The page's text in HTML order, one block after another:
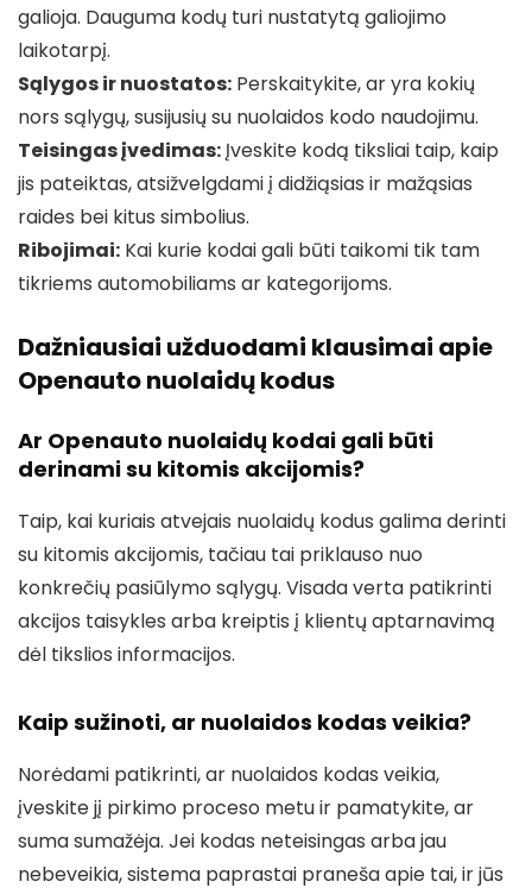
galioja. Dauguma kodų turi nustatytą galiojimo
laikotarpį.
Sąlygos ir nuostatos: Perskaitykite, ar yra kokių
nors sąlygų, susijusių su nuolaidos kodo naudojimu.
Teisingas įvedimas:Įveskite kodą tiksliai taip, kaip
jis pateiktas, atsižvelgdami į didžiąsias ir mažąsias
raides bei kitus simbolius.
Ribojimai: Kai kurie kodai gali būti taikomi tik tam
tikriems automobiliams ar kategorijoms.
Dažniausiai užduodami klausimai apie
Openauto nuolaidų kodus
Ar Openauto nuolaidų kodai gali būti
derinami su kitomis akcijomis?
Taip, kai kuriais atvejais nuolaidų kodus galima derinti
su kitomis akcijomis, tačiau tai priklauso nuo
konkrečių pasiūlymo sąlygų. Visada verta patikrinti
akcijos taisykles arba kreiptis į klientų aptarnavimą
dėl tikslios informacijos.
Kaip sužinoti, ar nuolaidos kodas veikia?
Norėdami patikrinti, ar nuolaidos kodas veikia,
įveskite jį pirkimo proceso metu ir pamatykite, ar
suma sumažėja. Jei kodas neteisingas arba jau
nebeveikia, sistema paprastai praneša apie tai, ir jūs